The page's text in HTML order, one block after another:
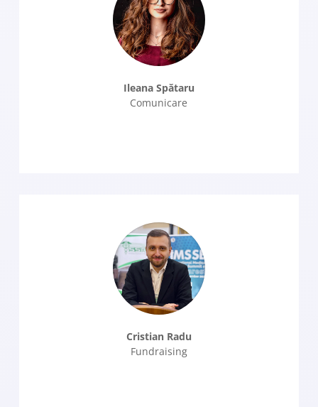
Ileana Spătaru
Comunicare
Cristian Radu
Fundraising